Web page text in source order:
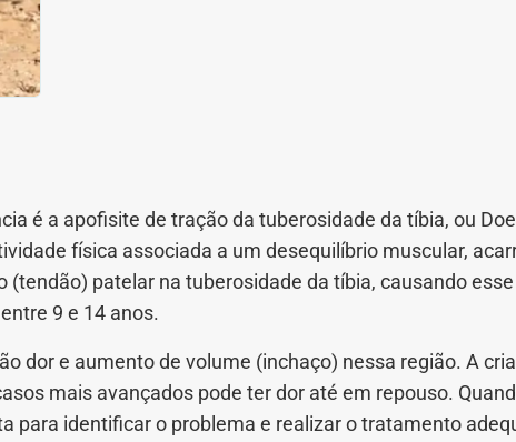
é a apofisite de tração da tuberosidade da tíbia, ou
física associada a um desequilíbrio muscular,
patelar na tuberosidade da tíbia, causando
9 e 14 anos.
dor e aumento de volume (inchaço) nessa região. A
mais avançados pode ter dor até em repouso.
para identificar o problema e realizar o tratamento